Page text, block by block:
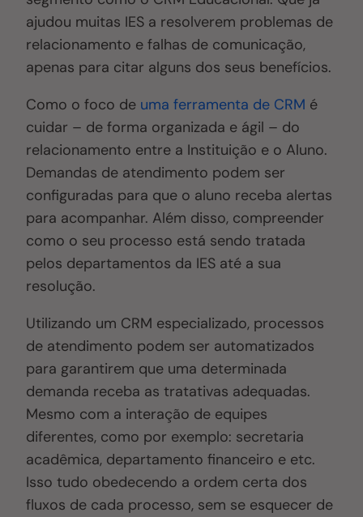
ajudou muitas IES a resolverem problemas de
relacionamento e falhas de comunicação,
apenas para citar alguns dos seus benefícios.
Como o foco de uma ferramenta de CRM é
cuidar – de forma organizada e ágil – do
relacionamento entre a Instituição e o Aluno.
Demandas de atendimento podem ser
configuradas para que o aluno receba alertas
para acompanhar. Além disso, compreender
como o seu processo está sendo tratada
pelos departamentos da IES até a sua
resolução.
Utilizando um CRM especializado, processos
de atendimento podem ser automatizados
para garantirem que uma determinada
demanda receba as tratativas adequadas.
Mesmo com a interação de equipes
diferentes, como por exemplo: secretaria
acadêmica, departamento financeiro e etc.
Isso tudo obedecendo a ordem certa dos
fluxos de cada processo, sem se esquecer de